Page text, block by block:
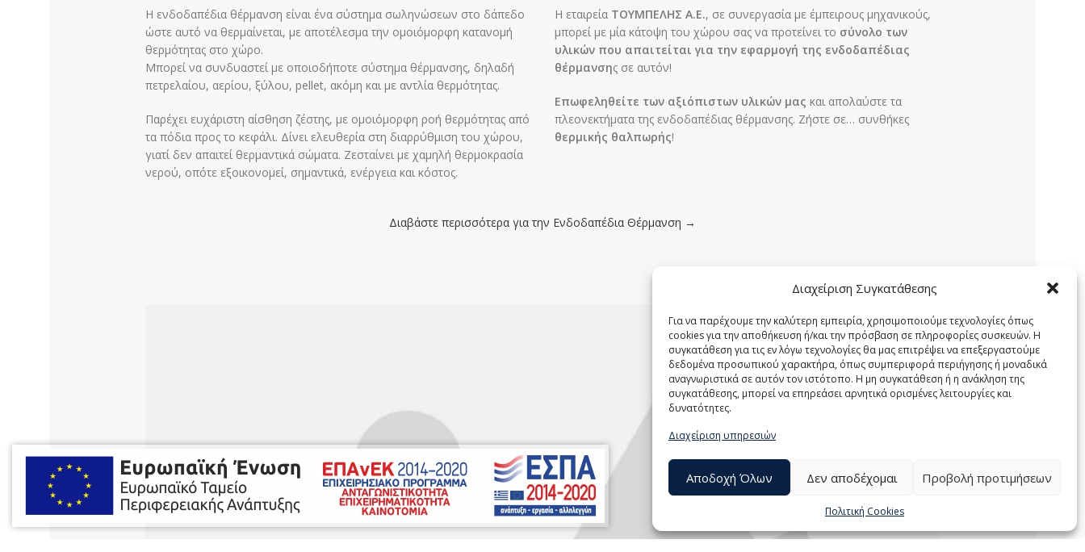
Διαχείριση Συγκατάθεσης
Για να παρέχουμε την καλύτερη εμπειρία, χρησιμοποιούμε τεχνολογίες όπως
cookies για την αποθήκευση ή/και την πρόσβαση σε πληροφορίες συσκευών. Η
συγκατάθεση για τις εν λόγω τεχνολογίες θα μας επιτρέψει να επεξεργαστούμε
δεδομένα προσωπικού χαρακτήρα, όπως συμπεριφορά περιήγησης ή μοναδικά
αναγνωριστικά σε αυτόν τον ιστότοπο. Η μη συγκατάθεση ή η ανάκληση της
συγκατάθεσης, μπορεί να επηρεάσει αρνητικά ορισμένες λειτουργίες και
δυνατότητες.
Διαχείριση υπηρεσιών
Αποδοχή Όλων Δεν αποδέχομαι Προβολή προτιμήσεων
Πολιτική Cookies
Η ενδοδαπέδια θέρμανση είναι ένα σύστημα σωληνώσεων στο δάπεδο
ώστε αυτό να θερμαίνεται, με αποτέλεσμα την ομοιόμορφη κατανομή
θερμότητας στο χώρο.
Μπορεί να συνδυαστεί με οποιοδήποτε σύστημα θέρμανσης, δηλαδή
πετρελαίου, αερίου, ξύλου, pellet, ακόμη και με αντλία θερμότητας.
Παρέχει ευχάριστη αίσθηση ζέστης, με ομοιόμορφη ροή θερμότητας από
τα πόδια προς το κεφάλι. Δίνει ελευθερία στη διαρρύθμιση του χώρου,
γιατί δεν απαιτεί θερμαντικά σώματα. Ζεσταίνει με χαμηλή θερμοκρασία
νερού, οπότε εξοικονομεί, σημαντικά, ενέργεια και κόστος.
Η εταιρεία ΤΟΥΜΠΕΛΗΣ Α.Ε., σε συνεργασία με έμπειρους μηχανικούς,
μπορεί με μία κάτοψη του χώρου σας να προτείνει το σύνολο των
υλικών που απαιτείται για την εφαρμογή της ενδοδαπέδιας
θέρμανσης σε αυτόν!
Επωφεληθείτε των αξιόπιστων υλικών μας και απολαύστε τα
πλεονεκτήματα της ενδοδαπέδιας θέρμανσης. Ζήστε σε… συνθήκες
θερμικής θαλπωρής!
Διαβάστε περισσότερα για την Ενδοδαπέδια Θέρμανση →